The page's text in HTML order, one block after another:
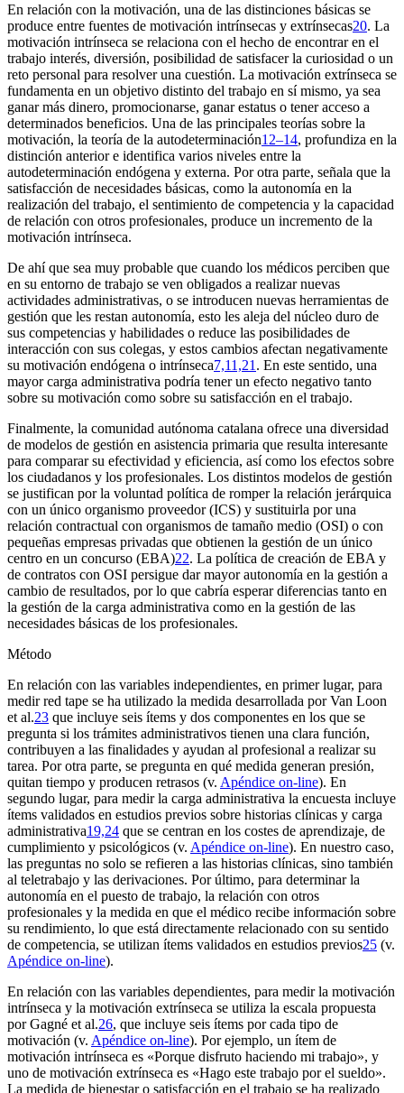
En relación con la motivación, una de las distinciones básicas se
produce entre fuentes de motivación intrínsecas y extrínsecas20. La
motivación intrínseca se relaciona con el hecho de encontrar en el
trabajo interés, diversión, posibilidad de satisfacer la curiosidad o un
reto personal para resolver una cuestión. La motivación extrínseca se
fundamenta en un objetivo distinto del trabajo en sí mismo, ya sea
ganar más dinero, promocionarse, ganar estatus o tener acceso a
determinados beneficios. Una de las principales teorías sobre la
motivación, la teoría de la autodeterminación12–14, profundiza en la
distinción anterior e identifica varios niveles entre la
autodeterminación endógena y externa. Por otra parte, señala que la
satisfacción de necesidades básicas, como la autonomía en la
realización del trabajo, el sentimiento de competencia y la capacidad
de relación con otros profesionales, produce un incremento de la
motivación intrínseca.
De ahí que sea muy probable que cuando los médicos perciben que
en su entorno de trabajo se ven obligados a realizar nuevas
actividades administrativas, o se introducen nuevas herramientas de
gestión que les restan autonomía, esto les aleja del núcleo duro de
sus competencias y habilidades o reduce las posibilidades de
interacción con sus colegas, y estos cambios afectan negativamente
su motivación endógena o intrínseca7,11,21 . En este sentido, una
mayor carga administrativa podría tener un efecto negativo tanto
sobre su motivación como sobre su satisfacción en el trabajo.
Finalmente, la comunidad autónoma catalana ofrece una diversidad
de modelos de gestión en asistencia primaria que resulta interesante
para comparar su efectividad y eficiencia, así como los efectos sobre
los ciudadanos y los profesionales. Los distintos modelos de gestión
se justifican por la voluntad política de romper la relación jerárquica
con un único organismo proveedor (ICS) y sustituirla por una
relación contractual con organismos de tamaño medio (OSI) o con
pequeñas empresas privadas que obtienen la gestión de un único
centro en un concurso (EBA)22. La política de creación de EBA y
de contratos con OSI persigue dar mayor autonomía en la gestión a
cambio de resultados, por lo que cabría esperar diferencias tanto en
la gestión de la carga administrativa como en la gestión de las
necesidades básicas de los profesionales.
Método
En relación con las variables independientes, en primer lugar, para
medirred tape se ha utilizado la medida desarrollada por Van Loon
et al.23 que incluye seis ítems y dos componentes en los que se
pregunta si los trámites administrativos tienen una clara función,
contribuyen a las finalidades y ayudan al profesional a realizar su
tarea. Por otra parte, se pregunta en qué medida generan presión,
quitan tiempo y producen retrasos (v. Apéndice on-line). En
segundo lugar, para medir la carga administrativa la encuesta incluye
ítems validados en estudios previos sobre historias clínicas y carga
administrativa19,24 que se centran en los costes de aprendizaje, de
cumplimiento y psicológicos (v. Apéndice on-line). En nuestro caso,
las preguntas no solo se refieren a las historias clínicas, sino también
al teletrabajo y las derivaciones. Por último, para determinar la
autonomía en el puesto de trabajo, la relación con otros
profesionales y la medida en que el médico recibe información sobre
su rendimiento, lo que está directamente relacionado con su sentido
de competencia, se utilizan ítems validados en estudios previos25 (v.
Apéndice on-line).
En relación con las variables dependientes, para medir la motivación
intrínseca y la motivación extrínseca se utiliza la escala propuesta
por Gagné et al.26, que incluye seis ítems por cada tipo de
motivación (v. Apéndice on-line). Por ejemplo, un ítem de
motivación intrínseca es «Porque disfruto haciendo mi trabajo», y
uno de motivación extrínseca es «Hago este trabajo por el sueldo».
La medida de bienestar o satisfacción en el trabajo se ha realizado